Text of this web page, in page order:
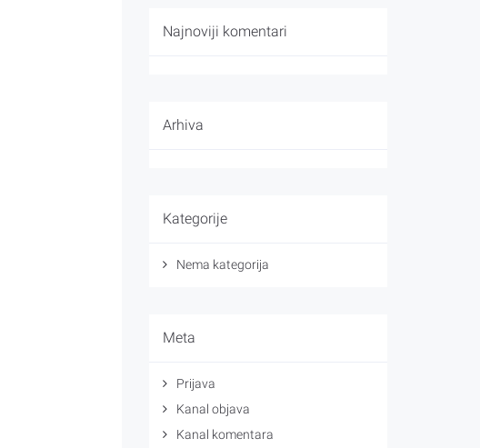
Najnoviji komentari
Arhiva
Kategorije
Nema kategorija
Meta
Prijava
Kanal objava
Kanal komentara